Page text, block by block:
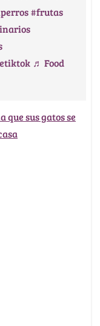
#frutas
♬ Food
que sus gatos se